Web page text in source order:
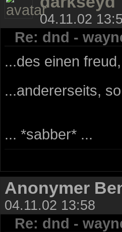
04.11.02
Re: dnd -
...des einen
...andererseits,
... *sabber* ...
Anonymer
04.11.02 13:58
Re: dnd -